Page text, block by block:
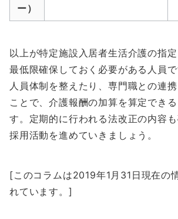
ー）
以上が特定施設入居者生活介護の指
最低限確保しておく必要がある人員
人員体制を整えたり、専門職との連
ことで、介護報酬の加算を算定でき
す。定期的に行われる法改正の内容も
採用活動を進めていきましょう。
[このコラムは2019年1月31日現在の
れています。]